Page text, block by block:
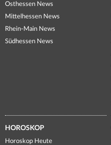
Osthessen News
Mittelhessen News
Rhein-Main News
Südhessen News
HOROSKOP
Horoskop Heute